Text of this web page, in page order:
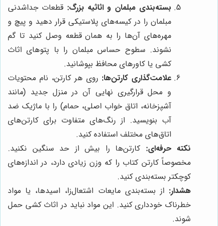
بسته‌بندی مبلمان و اثاثیه بزرگ: قطعات جداشدنی
مبلمان را در کیسه‌های پلاستیکی قرار دهید و پیچ و
مهره‌های آن‌ها را به همان قطعه وصل کنید تا گم
نشوند. سطوح حساس مبلمان را با پتوهای اثاث
کشی یا کاورهای محافظ بپوشانید.
علامت‌گذاری کارتن‌ها: روی هر کارتن، نام محتویات
و محل قرارگیری نهایی آن در منزل جدید (مانند
آشپزخانه، اتاق خواب اصلی، حمام) را با ماژیک ضد
آب بنویسید. از رنگ‌های متفاوت برای کارتن‌های
اتاق‌های مختلف استفاده کنید.
نکته حرفه‌ای: کارتن‌ها را بیش از حد سنگین نکنید.
مخصوصاً کارتن کتاب را که وزن زیادی دارد، در اندازه‌های
کوچکتر بسته‌بندی کنید.
هشدار: از بسته‌بندی مایعات اشتعال‌زا، اسیدها، یا مواد
خطرناک خودداری کنید. این مواد نباید در اثاث کشی حمل
شوند.